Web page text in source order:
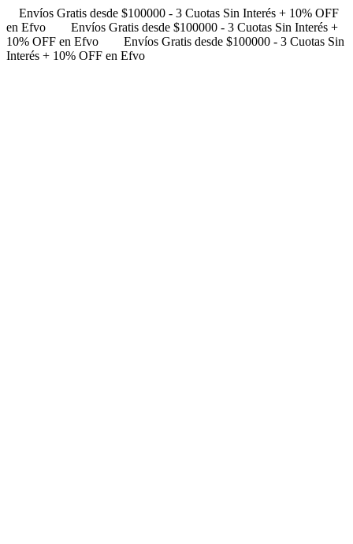
Envíos Gratis desde $100000 - 3 Cuotas Sin Interés + 10% OFF
en Efvo
Envíos Gratis desde $100000 - 3 Cuotas Sin Interés +
10% OFF en Efvo
Envíos Gratis desde $100000 - 3 Cuotas Sin
Interés + 10% OFF en Efvo